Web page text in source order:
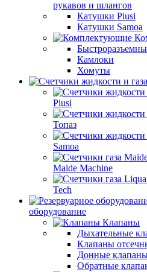
рукавов и шлангов
Катушки Piusi
Катушки Samoa
Камлоки
Хомуты
Piusi
Топаз
Samoa
Maide Machine
Tech
оборудование
Клапаны
Дыхательные
Клапаны
Донные
Обратные